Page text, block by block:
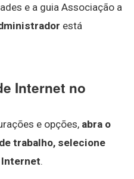
e a guia Associação a
está
Internet no
e opções, abra o
trabalho, selecione
Internet.